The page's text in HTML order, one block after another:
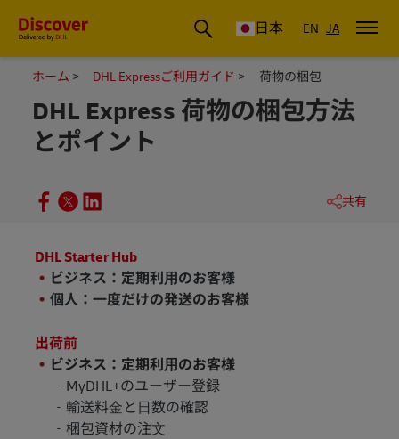
DHL Discover Japan 日本 EN JA
ホーム DHL Expressご利用ガイド 荷物の梱包
DHL Express 荷物の梱包方法
とポイント
共有
DHL Starter Hub
ビジネス：定期利⽤のお客様
個人：一度だけの発送のお客様
出荷前
ビジネス：定期利⽤のお客様
MyDHL+のユーザー登録
輸送料⾦と⽇数の確認
梱包資材の注⽂